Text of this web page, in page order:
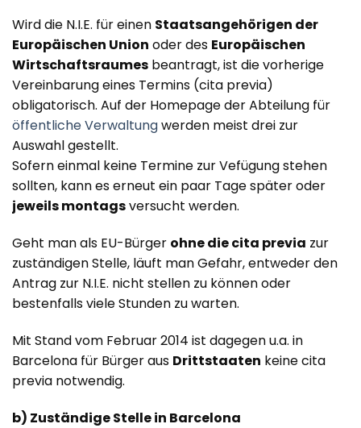
Wird die N.I.E. für einen Staatsangehörigen der
Europäischen Union oder des Europäischen
Wirtschaftsraumes beantragt, ist die vorherige
Vereinbarung eines Termins (cita previa)
obligatorisch. Auf der Homepage der Abteilung für
öffentliche Verwaltungwerden meist drei zur
Auswahl gestellt.
Sofern einmal keine Termine zur Vefügung stehen
sollten, kann es erneut ein paar Tage später oder
jeweils montagsversucht werden.
Geht man als EU-Bürger ohne die cita previa zur
zuständigen Stelle, läuft man Gefahr, entweder den
Antrag zur N.I.E. nicht stellen zu können oder
bestenfalls viele Stunden zu warten.
Mit Stand vom Februar 2014 ist dagegen u.a. in
Barcelona für Bürger aus Drittstaaten keine cita
previa notwendig.
b) Zuständige Stelle in Barcelona